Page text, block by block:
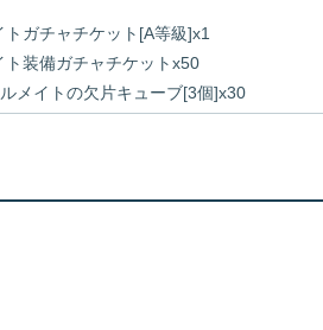
トガチャチケット[A等級]x1
ト装備ガチャチケットx50
メイトの欠片キューブ[3個]x30